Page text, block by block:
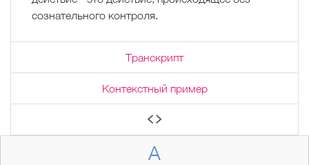
А
сознательного контроля.
Транскрипт
Контекстный пример